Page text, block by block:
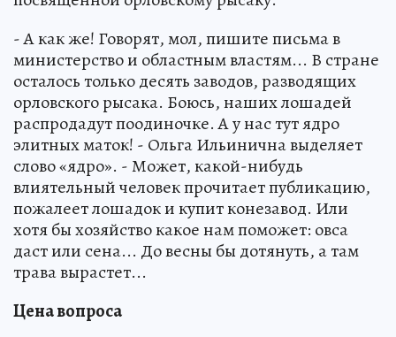
- А как же! Говорят, мол, пишите письма в
министерство и областным властям... В стране
осталось только десять заводов, разводящих
орловского рысака. Боюсь, наших лошадей
распродадут поодиночке. А у нас тут ядро
элитных маток! - Ольга Ильинична выделяет
слово «ядро». - Может, какой-нибудь
влиятельный человек прочитает публикацию,
пожалеет лошадок и купит конезавод. Или
хотя бы хозяйство какое нам поможет: овса
даст или сена... До весны бы дотянуть, а там
трава вырастет...
Цена вопроса